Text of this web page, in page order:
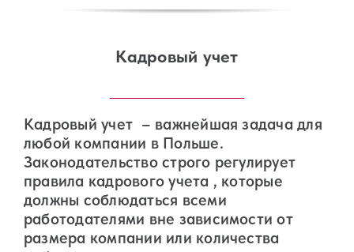
Кадровый учет
Кадровый учет – важнейшая задача для
любой компании в Польше.
Законодательство строго регулирует
правила кадрового учета , которые
должны соблюдаться всеми
работодателями вне зависимости от
размера компании или количества